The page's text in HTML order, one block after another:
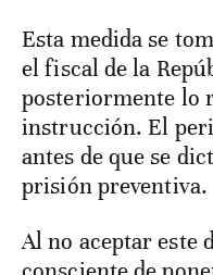
Esta medida se
el fiscal de la
posteriormente lo
instrucción. El
antes de que se
prisión preventiva.
Al no aceptar este